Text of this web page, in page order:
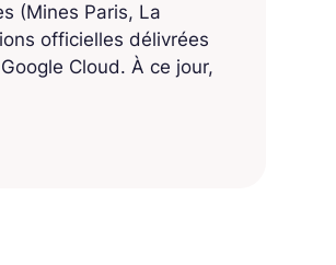
(Mines Paris, La
officielles délivrées
Cloud. À ce jour,